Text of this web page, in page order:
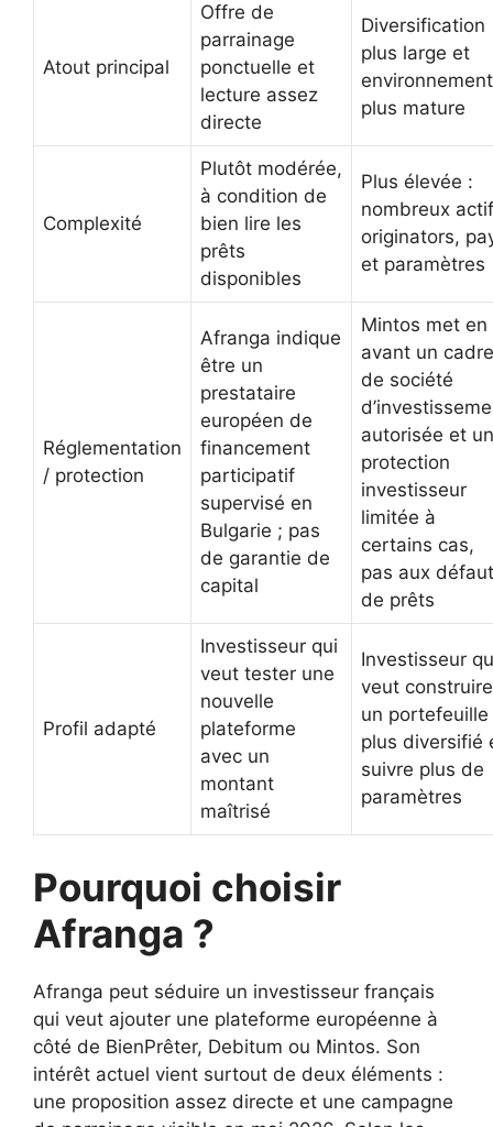
Atout principal
Offre de
parrainage
ponctuelle et
lecture assez
directe
Diversification
plus large et
environnement
plus mature
Complexité
Plutôt modérée,
à condition de
bien lire les
prêts
disponibles
Plus élevée :
nombreux
originators,
et paramètres
Réglementation
/ protection
Afranga indique
être un
prestataire
européen de
financement
participatif
supervisé en
Bulgarie ; pas
de garantie de
capital
Mintos met en
avant un cadre
de société
autorisée et
protection
investisseur
limitée à
certains cas,
pas aux
de prêts
Profil adapté
Investisseur qui
veut tester une
nouvelle
plateforme
avec un
montant
maîtrisé
Investisseur
veut construire
un portefeuille
plus diversifié
suivre plus de
paramètres
Pourquoi choisir
Afranga ?
Afranga peut séduire un investisseur français
qui veut ajouter une plateforme européenne à
côté de BienPrêter, Debitum ou Mintos. Son
intérêt actuel vient surtout de deux éléments :
une proposition assez directe et une campagne